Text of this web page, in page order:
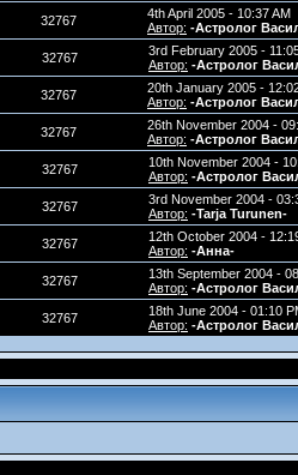
32767
4th April 2005 - 10:37 AM
Автор: -Астролог
32767
3rd February 2005 -
Автор: -Астролог
32767
20th January 2005 -
Автор: -Астролог
32767
26th November 2004 -
Автор: -Астролог
32767
10th November 2004 -
Автор: -Астролог
32767
3rd November 2004 -
Автор: -Tarja Turunen-
32767
12th October 2004 -
Автор: -Анна-
32767
13th September 2004 -
Автор: -Астролог
32767
18th June 2004 - 01:10
Автор: -Астролог